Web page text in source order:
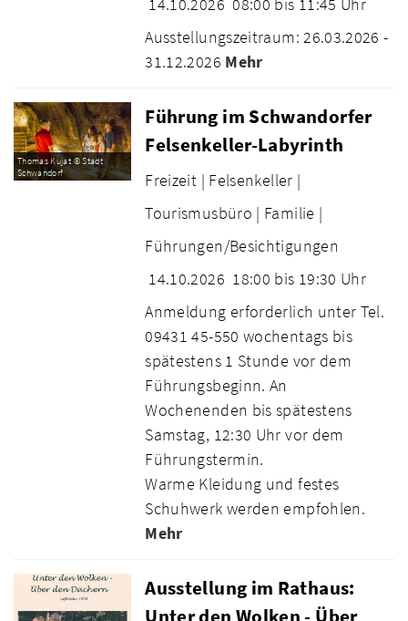
Ausstellungszeitraum: 26.03.2026 -
31.12.2026 Mehr
Thomas Kujat © Stadt
Schwandorf
Führung im Schwandorfer
Felsenkeller-Labyrinth
Freizeit | Felsenkeller |
Tourismusbüro | Familie |
Führungen/Besichtigungen
14.10.2026 18:00 bis 19:30 Uhr
Anmeldung erforderlich unter Tel.
09431 45-550 wochentags bis
spätestens 1 Stunde vor dem
Führungsbeginn. An
Wochenenden bis spätestens
Samstag, 12:30 Uhr vor dem
Führungstermin.
Warme Kleidung und festes
Schuhwerk werden empfohlen.
Mehr
Ausstellung im Rathaus: